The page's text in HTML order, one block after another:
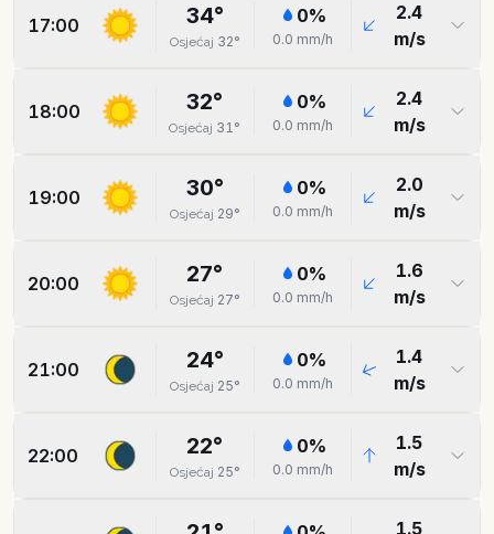
17:00 34°
Osjećaj 32°
0%
0.0 mm/h
2.4
m/s
18:00 32°
Osjećaj 31°
0%
0.0 mm/h
2.4
m/s
19:00 30°
Osjećaj 29°
0%
0.0 mm/h
2.0
m/s
20:00 27°
Osjećaj 27°
0%
0.0 mm/h
1.6
m/s
21:00 24°
Osjećaj 25°
0%
0.0 mm/h
1.4
m/s
22:00 22°
Osjećaj 25°
0%
0.0 mm/h
1.5
m/s
1.5